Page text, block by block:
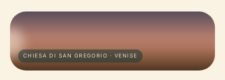
CHIESA DI SAN GREGORIO · VENISE